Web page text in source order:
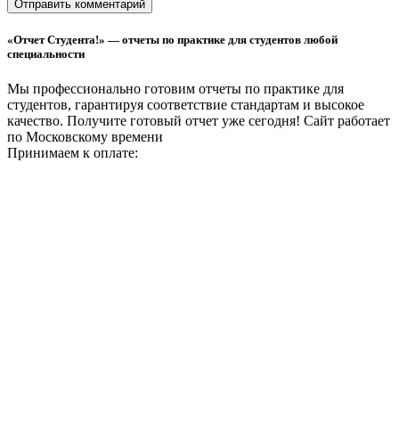
«Отчет Студента!» — отчеты по практике для студентов любой
специальности
Мы профессионально готовим отчеты по практике для
студентов, гарантируя соответствие стандартам и высокое
качество. Получите готовый отчет уже сегодня! Сайт работает
по Московскому времени
Принимаем к оплате: